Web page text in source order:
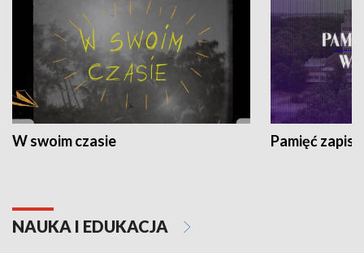
W swoim czasie Pamięć
NAUKA I EDUKACJA